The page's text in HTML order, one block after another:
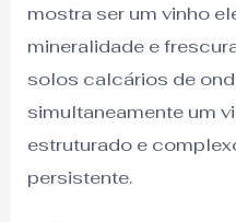
mostra ser um vinho
mineralidade e
solos calcários de
simultaneamente um
estruturado e
persistente.